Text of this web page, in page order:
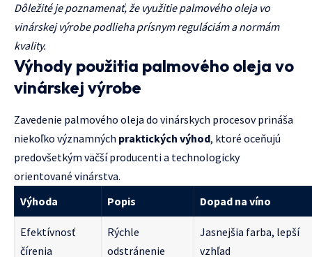
Dôležité je poznamenať, že využitie palmového oleja vo
vinárskej výrobe podlieha prísnym reguláciám a normám
kvality.
Výhody použitia palmového oleja vo
vinárskej výrobe
Zavedenie palmového oleja do vinárskych procesov prináša
niekoľko významných praktických výhod, ktoré oceňujú
predovšetkým väčší producenti a technologicky
orientované vinárstva.
Výhoda
Popis Dopad na víno
Efektívnosť
čírenia
Rýchle
odstránenie
Jasnejšia farba, lepší
vzhľad